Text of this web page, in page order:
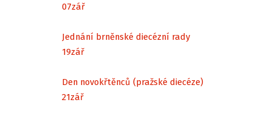
07zář
Jednání brněnské diecézní rady
19zář
Den novokřtěnců (pražské diecéze)
21zář